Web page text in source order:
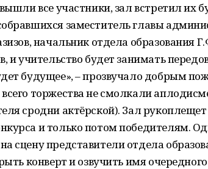
все участники, зал встретил
заместитель главы
начальник отдела образования
и учительство будет занимать
будущее», – прозвучало добрым
торжества не смолкали
сродни актёрской). Зал
и только потом победителям.
сцену представители отдела
конверт и озвучить имя